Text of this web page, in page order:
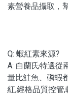
素營養品攝取，
Q: 蝦紅素來源?
A: 白蘭氏特選從
量比鮭魚、磷蝦
紅,經格品質控管,